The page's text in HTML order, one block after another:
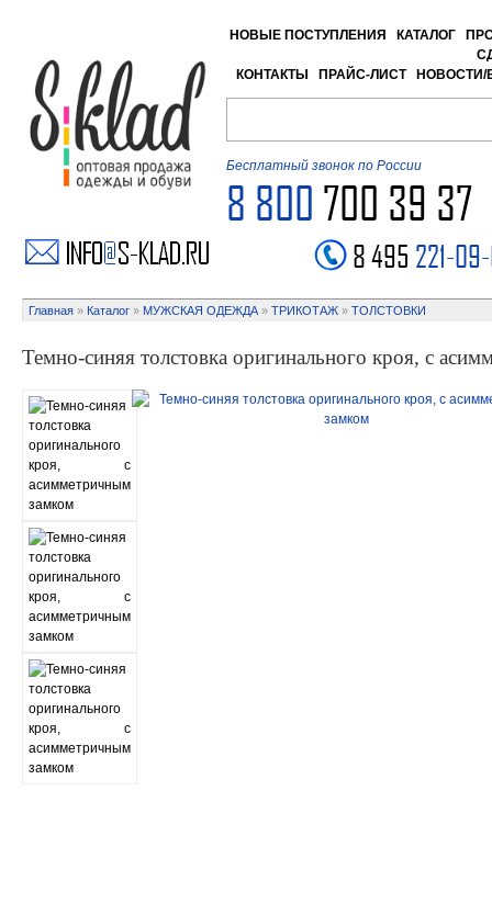
НОВЫЕ ПОСТУПЛЕНИЯ КАТАЛОГ
КОНТАКТЫ
ПРАЙС-ЛИСТ НОВОСТИ/
Бесплатный звонок по России
8 800 700 39 37
8 495 221-
Главная » Каталог » МУЖСКАЯ ОДЕЖДА » ТРИКОТАЖ » ТОЛСТОВКИ
Темно-синяя толстовка оригинального кроя, с